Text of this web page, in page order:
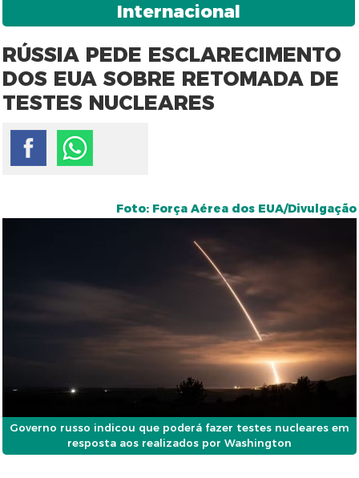
Internacional
RÚSSIA PEDE ESCLARECIMENTO
DOS EUA SOBRE RETOMADA DE
TESTES NUCLEARES
Foto: Força Aérea dos EUA/Divulgação
Governo russo indicou que poderá fazer testes nucleares em
resposta aos realizados por Washington